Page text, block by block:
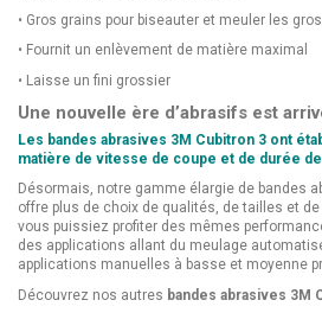
• Gros grains pour biseauter et meuler les
• Fournit un enlèvement de matière maximal
• Laisse un fini grossier
Une nouvelle ère d’abrasifs est
Les bandes abrasives 3M Cubitron 3 ont
matière de vitesse de coupe et de durée
Désormais, notre gamme élargie de bandes
offre plus de choix de qualités, de tailles et
vous puissiez profiter des mêmes
des applications allant du meulage
applications manuelles à basse et moyenne
Découvrez nos autres bandes abrasives 3M